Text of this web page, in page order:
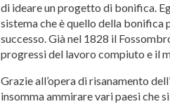
di ideare un progetto di bonifica.
sistema che è quello della bonifica
successo. Già nel 1828 il
progressi del lavoro compiuto e il
Grazie all’opera di risanamento
insomma ammirare vari paesi che